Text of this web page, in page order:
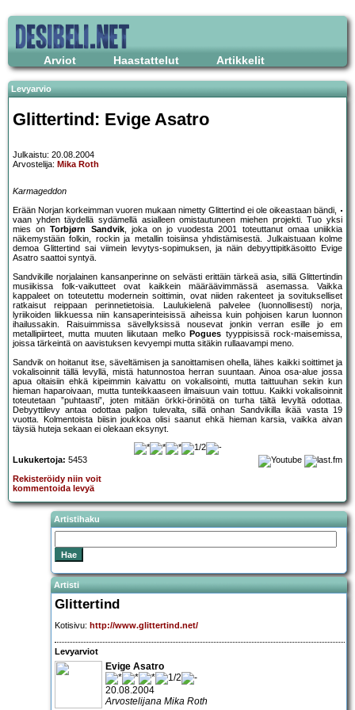
Arviot Haastattelut Artikkelit
Levyarvio
Glittertind: Evige Asatro
Julkaistu: 20.08.2004
Arvostelija: Mika Roth
Karmageddon
Erään Norjan korkeimman vuoren mukaan nimetty Glittertind ei ole oikeastaan bändi,
vaan yhden täydellä sydämellä asialleen omistautuneen miehen projekti. Tuo yksi
mies onTorbjørn Sandvik, joka on jo vuodesta 2001 toteuttanut omaa uniikkia
näkemystään folkin, rockin ja metallin toisiinsa yhdistämisestä. Julkaistuaan kolme
demoa Glittertind sai viimein levytys-sopimuksen, ja näin debyyttipitkäsoitto Evige
Asatro saattoi syntyä.
Sandvikille norjalainen kansanperinne on selvästi erittäin tärkeä asia, sillä Glittertindin
musiikissa folk-vaikutteet ovat kaikkein määräävimmässä asemassa. Vaikka
kappaleet on toteutettu modernein soittimin, ovat niiden rakenteet ja sovitukselliset
ratkaisut reippaan perinnetietoisia. Laulukielenä palvelee (luonnollisesti) norja,
lyriikoiden liikkuessa niin kansaperinteisissä aiheissa kuin pohjoisen karun luonnon
ihailussakin. Raisuimmissa sävellyksissä nousevat jonkin verran esille jo em
metallipiirteet, mutta muuten liikutaan melko Pogues tyyppisissä rock-maisemissa,
joissa tärkeintä on aavistuksen kevyempi mutta sitäkin rullaavampi meno.
Sandvik on hoitanut itse, säveltämisen ja sanoittamisen ohella, lähes kaikki soittimet ja
vokalisoinnit tällä levyllä, mistä hatunnostoa herran suuntaan. Ainoa osa-alue jossa
apua oltaisiin ehkä kipeimmin kaivattu on vokalisointi, mutta taittuuhan sekin kun
hieman haparoivaan, mutta tunteikkaaseen ilmaisuun vain tottuu. Kaikki vokalisoinnit
toteutetaan ”puhtaasti”, joten mitään örkki-örinöitä on turha tältä levyltä odottaa.
Debyyttilevy antaa odottaa paljon tulevalta, sillä onhan Sandvikilla ikää vasta 19
vuotta. Kolmentoista biisin joukkoa olisi saanut ehkä hieman karsia, vaikka aivan
täysiä huteja sekaan ei olekaan eksynyt.
Lukukertoja: 5453
Rekisteröidy niin voit
kommentoida levyä
Artistihaku
Artisti
Glittertind
Kotisivu: http://www.glittertind.net/
Levyarviot
Evige Asatro
20.08.2004
Arvostelijana Mika Roth